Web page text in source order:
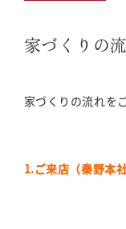
家づくりの
家づくりの流れを
1.ご来店（秦野本